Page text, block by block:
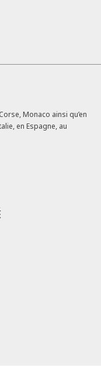
Monaco ainsi qu’en
en Espagne, au